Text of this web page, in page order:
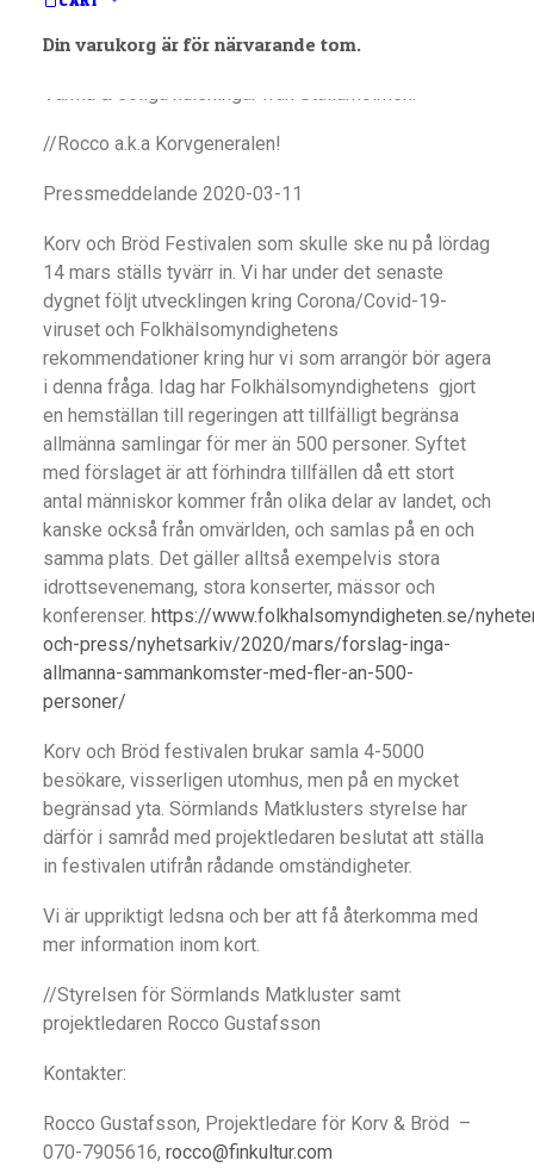
Din varukorg är för närvarande tom.
lokalt, stötta dina nära och kära producenter. Var rädd
om dig och dina nära.
Varma & soliga hälsningar från Stallarholmen.
//Rocco a.k.a Korvgeneralen!
Pressmeddelande 2020-03-11
Korv och Bröd Festivalen som skulle ske nu på lördag
14 mars ställs tyvärr in. Vi har under det senaste
dygnet följt utvecklingen kring Corona/Covid-19-
viruset och Folkhälsomyndighetens
rekommendationer kring hur vi som arrangör bör agera
i denna fråga. Idag har Folkhälsomyndighetens gjort
en hemställan till regeringen att tillfälligt begränsa
allmänna samlingar för mer än 500 personer. Syftet
med förslaget är att förhindra tillfällen då ett stort
antal människor kommer från olika delar av landet, och
kanske också från omvärlden, och samlas på en och
samma plats. Det gäller alltså exempelvis stora
idrottsevenemang, stora konserter, mässor och
konferenser. https://www.folkhalsomyndigheten.se/
och-press/nyhetsarkiv/2020/mars/forslag-inga-
allmanna-sammankomster-med-fler-an-500-
personer/
Korv och Bröd festivalen brukar samla 4-5000
besökare, visserligen utomhus, men på en mycket
begränsad yta. Sörmlands Matklusters styrelse har
därför i samråd med projektledaren beslutat att ställa
in festivalen utifrån rådande omständigheter.
Vi är uppriktigt ledsna och ber att få återkomma med
mer information inom kort.
//Styrelsen för Sörmlands Matkluster samt
projektledaren Rocco Gustafsson
Kontakter:
Rocco Gustafsson, Projektledare för Korv & Bröd –
070-7905616, rocco@finkultur.com